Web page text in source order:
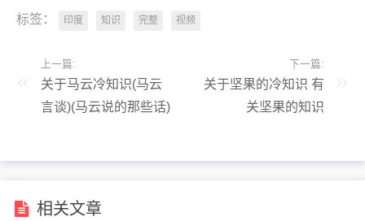
标签： 印度 知识 完整 视频
上一篇:
关于马云冷知识(马云
言谈)(马云说的那些话)
下一篇:
关于坚果的冷知识 有
关坚果的知识
相关文章